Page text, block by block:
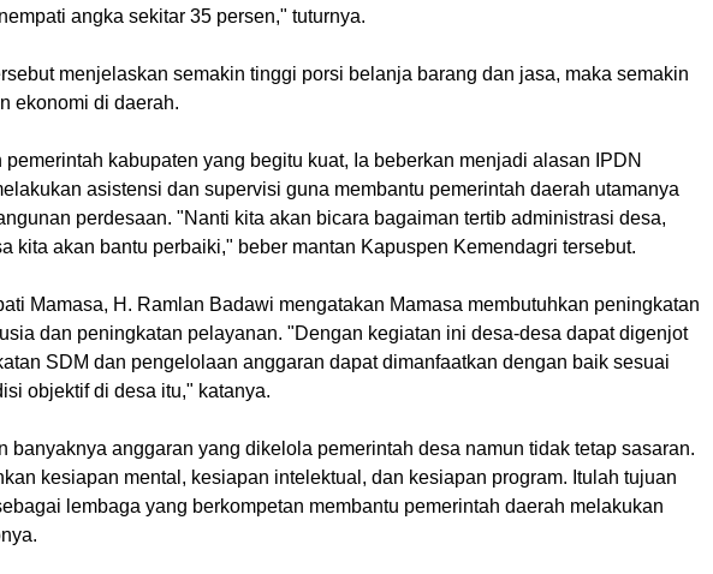
angka sekitar 35 persen," tuturnya.
menjelaskan semakin tinggi porsi belanja barang dan jasa, maka semakin
ekonomi di daerah.
pemerintah kabupaten yang begitu kuat, Ia beberkan menjadi alasan IPDN
asistensi dan supervisi guna membantu pemerintah daerah utamanya
perdesaan. "Nanti kita akan bicara bagaiman tertib administrasi desa,
kita akan bantu perbaiki," beber mantan Kapuspen Kemendagri tersebut.
Mamasa, H. Ramlan Badawi mengatakan Mamasa membutuhkan peningkatan
dan peningkatan pelayanan. "Dengan kegiatan ini desa-desa dapat digenjot
SDM dan pengelolaan anggaran dapat dimanfaatkan dengan baik sesuai
objektif di desa itu," katanya.
banyaknya anggaran yang dikelola pemerintah desa namun tidak tetap sasaran.
kesiapan mental, kesiapan intelektual, dan kesiapan program. Itulah tujuan
lembaga yang berkompetan membantu pemerintah daerah melakukan